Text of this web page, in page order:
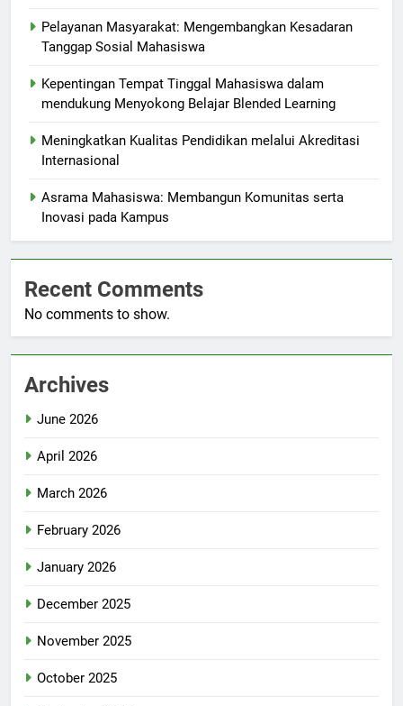
Pelayanan Masyarakat: Mengembangkan Kesadaran
Tanggap Sosial Mahasiswa
Kepentingan Tempat Tinggal Mahasiswa dalam
mendukung Menyokong Belajar Blended Learning
Meningkatkan Kualitas Pendidikan melalui Akreditasi
Internasional
Asrama Mahasiswa: Membangun Komunitas serta
Inovasi pada Kampus
Recent Comments
No comments to show.
Archives
June 2026
April 2026
March 2026
February 2026
January 2026
December 2025
November 2025
October 2025